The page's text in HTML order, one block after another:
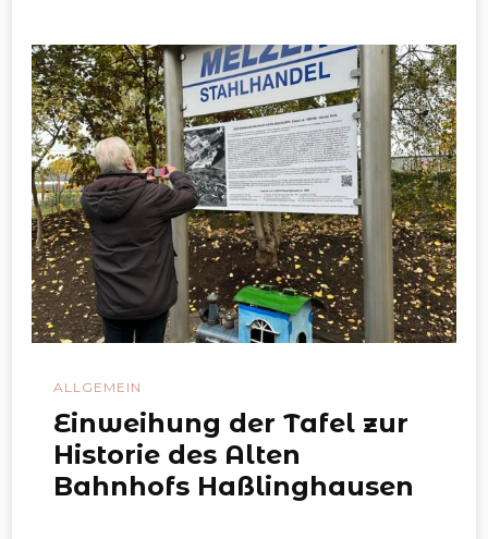
ALLGEMEIN
Einweihung der Tafel zur
Historie des Alten
Bahnhofs Haßlinghausen